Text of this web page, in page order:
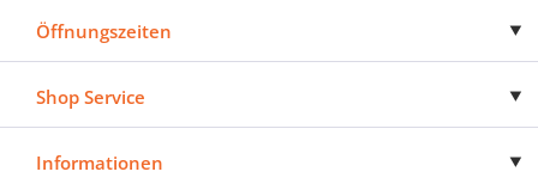
Öffnungszeiten
Shop Service
Informationen